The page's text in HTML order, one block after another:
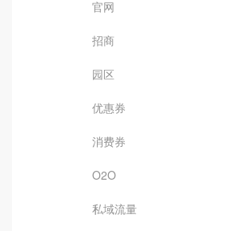
官网
招商
园区
优惠券
消费券
O2O
私域流量